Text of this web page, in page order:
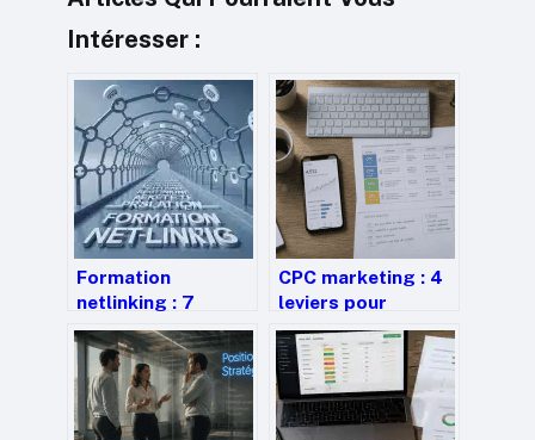
Intéresser :
Formation
netlinking : 7
heures pour
sécuriser vos
backlinks et éviter
les pénalités
Google
CPC marketing : 4
leviers pour
optimiser vos
enchères et
maximiser votre
rentabilité